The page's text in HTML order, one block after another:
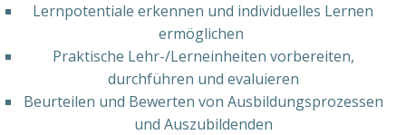
Lernpotentiale erkennen und individuelles Lernen
ermöglichen
Praktische Lehr-/Lerneinheiten vorbereiten,
durchführen und evaluieren
Beurteilen und Bewerten von Ausbildungsprozessen
und Auszubildenden